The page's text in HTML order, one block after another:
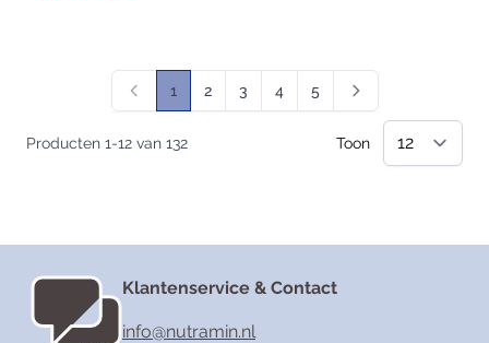
Producten 1-12 van 132
U lees momenteel pagina
1
Pagina
2
Pagina
3
Pagina
4
Pagina
5
Toon
Klantenservice & Contact
info@nutramin.nl